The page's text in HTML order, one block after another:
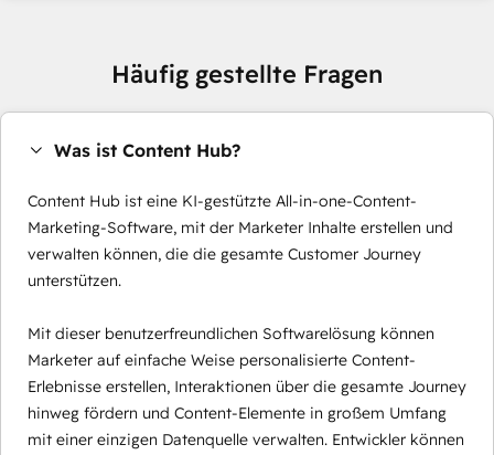
Häufig gestellte Fragen
Was ist Content Hub?
Content Hub ist eine KI-gestützte All-in-one-Content-
Marketing-Software, mit der Marketer Inhalte erstellen und
verwalten können, die die gesamte Customer Journey
unterstützen.
Mit dieser benutzerfreundlichen Softwarelösung können
Marketer auf einfache Weise personalisierte Content-
Erlebnisse erstellen, Interaktionen über die gesamte Journey
hinweg fördern und Content-Elemente in großem Umfang
mit einer einzigen Datenquelle verwalten. Entwickler können